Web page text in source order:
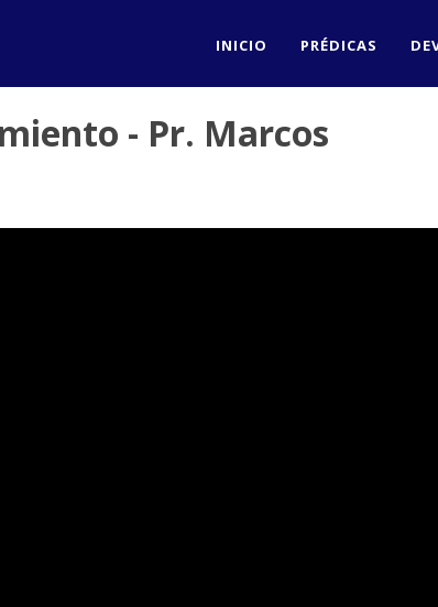
INICIO PRÉDICAS
- Pr. Marcos